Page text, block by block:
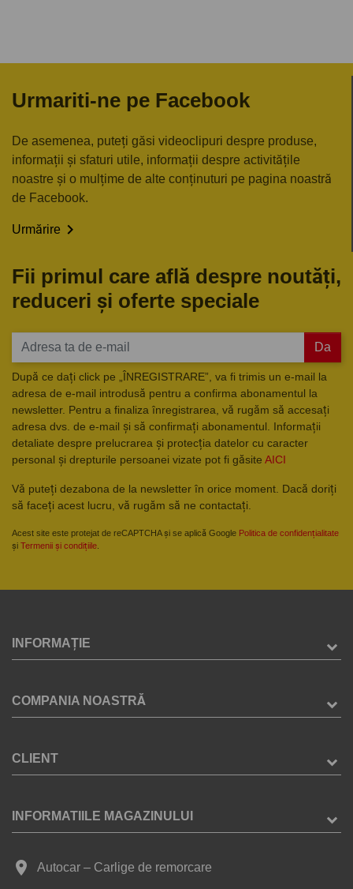
Urmariti-ne pe Facebook
De asemenea, puteți găsi videoclipuri despre produse,
informații și sfaturi utile, informații despre activitățile
noastre și o mulțime de alte conținuturi pe pagina noastră
de Facebook.
Urmărire 
Fii primul care află despre noutăți,
reduceri și oferte speciale
Da
După ce dați click pe „ÎNREGISTRARE”, va fi trimis un e-mail la
adresa de e-mail introdusă pentru a confirma abonamentul la
newsletter. Pentru a finaliza înregistrarea, vă rugăm să accesați
adresa dvs. de e-mail și să confirmați abonamentul. Informații
detaliate despre prelucrarea și protecția datelor cu caracter
personal și drepturile persoanei vizate pot fi găsite AICI
Vă puteți dezabona de la newsletter în orice moment. Dacă doriți
să faceți acest lucru, vă rugăm să ne contactați.
Acest site este protejat de reCAPTCHA și se aplică Google Politica de confidențialitate
și Termenii și condițiile
INFORMAȚIE
COMPANIA NOASTRĂ
CLIENT
INFORMATIILE MAGAZINULUI
place Autocar – Carlige de remorcare